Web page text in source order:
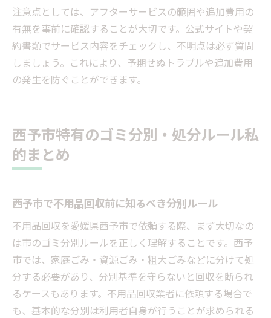
注意点としては、アフターサービスの範囲や追加費用の
有無を事前に確認することが大切です。公式サイトや契
約書類でサービス内容をチェックし、不明点は必ず質問
しましょう。これにより、予期せぬトラブルや追加費用
の発生を防ぐことができます。
西予市特有のゴミ分別・処分ルール私
的まとめ
西予市で不用品回収前に知るべき分別ルール
不用品回収を愛媛県西予市で依頼する際、まず大切なの
は市のゴミ分別ルールを正しく理解することです。西予
市では、家庭ごみ・資源ごみ・粗大ごみなどに分けて処
分する必要があり、分別基準を守らないと回収を断られ
るケースもあります。不用品回収業者に依頼する場合で
も、基本的な分別は利用者自身が行うことが求められる